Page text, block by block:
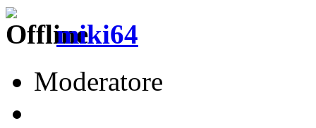
miki64
Moderatore